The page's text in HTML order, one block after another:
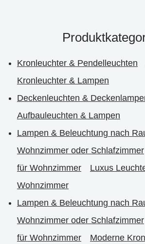
Kronleuchter & Pendelleuchten
Kronleuchter & Lampen
Deckenleuchten &
Aufbauleuchten & Lampen
Lampen & Beleuchtung nach
Wohnzimmer oder Schlafzimmer
für Wohnzimmer
Luxus
Wohnzimmer
Lampen & Beleuchtung nach
Wohnzimmer oder Schlafzimmer
für Wohnzimmer
Moderne